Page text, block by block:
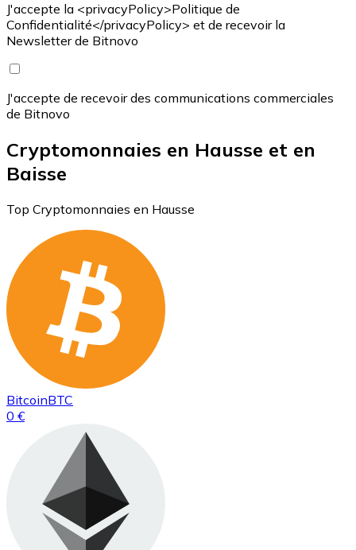
J'accepte la <privacyPolicy>Politique de
Confidentialité</privacyPolicy> et de recevoir la
Newsletter de Bitnovo
J'accepte de recevoir des communications commerciales
de Bitnovo
Cryptomonnaies en Hausse et en
Baisse
Top Cryptomonnaies en Hausse
BitcoinBTC
0 €